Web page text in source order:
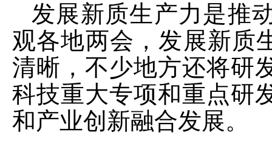
发展新质生产力是推
观各地两会，发展新质
清晰，不少地方还将研
科技重大专项和重点研
和产业创新融合发展。